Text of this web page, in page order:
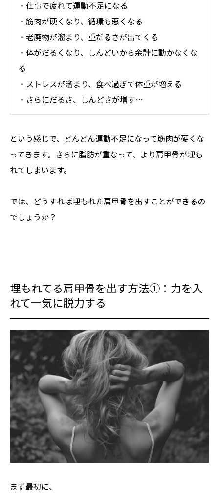
・仕事で疲れて運動不足になる
・筋肉が硬くなり、循環も悪くなる
・老廃物が溜まり、重だるさが出てくる
・体がだるくなり、しんどいから余計に動かなくな
る
・ストレスが溜まり、食べ過ぎて体重が増える
・さらにだるさ、しんどさが増す…
という感じで、どんどん運動不足になって筋肉が硬くな
ってきます。さらに脂肪が重なって、より肩甲骨が埋も
れてしまいます。
では、どうすれば埋もれた肩甲骨を出すことができるの
でしょうか？
埋もれてる肩甲骨を出す方法①：力を入
れて一気に脱力する
まず最初に、